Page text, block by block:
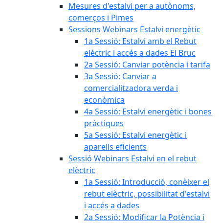
Mesures d'estalvi per a autònoms,
comerços i Pimes
Sessions Webinars Estalvi energètic
1a Sessió: Estalvi amb el Rebut
elèctric i accés a dades El Bruc
2a Sessió: Canviar potència i tarifa
3a Sessió: Canviar a
comercialitzadora verda i
econòmica
4a Sessió: Estalvi energètic i bones
pràctiques
5a Sessió: Estalvi energètic i
aparells eficients
Sessió Webinars Estalvi en el rebut
elèctric
1a Sessió: Introducció, conèixer el
rebut elèctric, possibilitat d'estalvi
i accés a dades
2a Sessió: Modificar la Potència i